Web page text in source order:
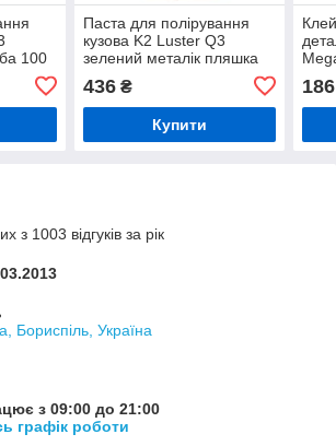
100
Паста для полірування
кузова K2 Luster Q3
зелений металік пляшка
436₴
Купити
186
з 1003 відгуків за рік
Бориспіль, Україна
з 09:00 до 21:00
графік роботи